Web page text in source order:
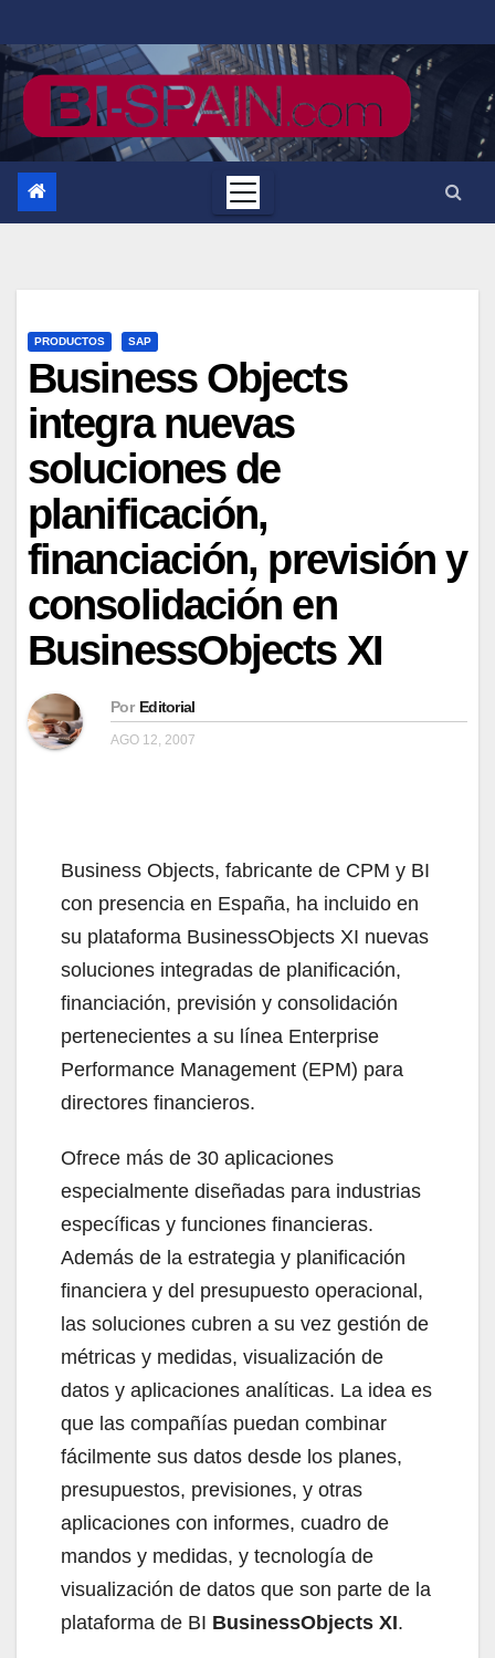
al
contenido
PRODUCTOS SAP
Business Objects
integra nuevas
soluciones de
planificación,
financiación, previsión y
consolidación en
BusinessObjects XI
Por Editorial
AGO 12, 2007
Business Objects, fabricante de CPM y BI
con presencia en España, ha incluido en
su plataforma BusinessObjects XI nuevas
soluciones integradas de planificación,
financiación, previsión y consolidación
pertenecientes a su línea Enterprise
Performance Management (EPM) para
directores financieros.
Ofrece más de 30 aplicaciones
especialmente diseñadas para industrias
específicas y funciones financieras.
Además de la estrategia y planificación
financiera y del presupuesto operacional,
las soluciones cubren a su vez gestión de
métricas y medidas, visualización de
datos y aplicaciones analíticas. La idea es
que las compañías puedan combinar
fácilmente sus datos desde los planes,
presupuestos, previsiones, y otras
aplicaciones con informes, cuadro de
mandos y medidas, y tecnología de
visualización de datos que son parte de la
plataforma de BI BusinessObjects XI.